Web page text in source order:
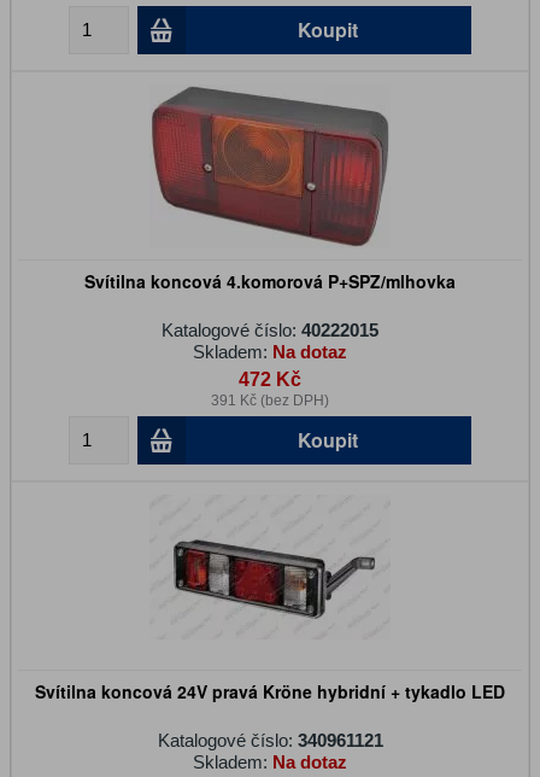
Koupit
Svítilna koncová 4.komorová P+SPZ/mlhovka
Katalogové číslo: 40222015
Skladem: Na dotaz
472 Kč
391 Kč (bez DPH)
Koupit
Svítilna koncová 24V pravá Kröne hybridní + tykadlo LED
Katalogové číslo: 340961121
Skladem: Na dotaz